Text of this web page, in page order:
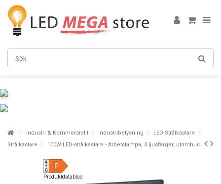
Industri & Kommersiellt Industribelysning
LED Strålkastare
Strålkastare
100W LED-strålkastare - Arbetslampa, 3 ljusfärger, utomhus
Produktdatablad